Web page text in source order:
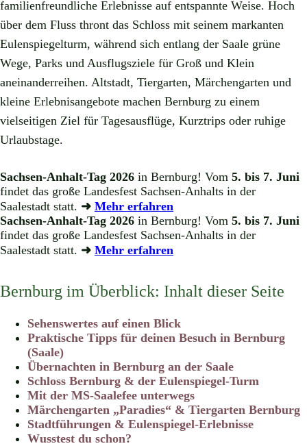
familienfreundliche Erlebnisse auf entspannte Weise. Hoch
über dem Fluss thront das Schloss mit seinem markanten
Eulenspiegelturm, während sich entlang der Saale grüne
Wege, Parks und Ausflugsziele für Groß und Klein
aneinanderreihen. Altstadt, Tiergarten, Märchengarten und
kleine Erlebnisangebote machen Bernburg zu einem
vielseitigen Ziel für Tagesausflüge, Kurztrips oder ruhige
Urlaubstage.
Sachsen-Anhalt-Tag 2026 in Bernburg! Vom 5. bis 7. Juni
findet das große Landesfest Sachsen-Anhalts in der
Saalestadt statt. ➜ Mehr erfahren
Sachsen-Anhalt-Tag 2026 in Bernburg! Vom 5. bis 7. Juni
findet das große Landesfest Sachsen-Anhalts in der
Saalestadt statt. ➜ Mehr erfahren
Bernburg im Überblick: Inhalt dieser Seite
Sehenswertes auf einen Blick
Praktische Tipps für deinen Besuch in Bernburg
(Saale)
Übernachten in Bernburg an der Saale
Schloss Bernburg & der Eulenspiegel-Turm
Mit der MS-Saalefee unterwegs
Märchengarten „Paradies“ & Tiergarten Bernburg
Stadtführungen & Eulenspiegel-Erlebnisse
Wusstest du schon?